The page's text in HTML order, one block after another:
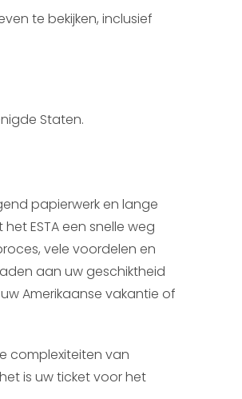
te bekijken, inclusief
Staten.
papierwerk en lange
ESTA een snelle weg
vele voordelen en
aan uw geschiktheid
Amerikaanse vakantie of
complexiteiten van
is uw ticket voor het